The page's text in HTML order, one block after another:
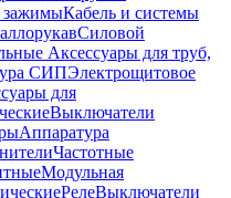
Кабель и системы
Силовой
Аксессуары для труб,
СИПЭлектрощитовое
для
Выключатели
Аппаратура
Частотные
Модульная
РелеВыключатели